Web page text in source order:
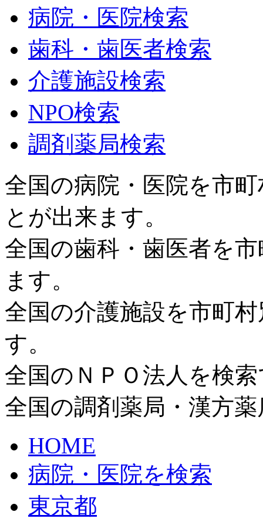
病院・医院検索
歯科・歯医者検索
介護施設検索
NPO検索
調剤薬局検索
全国の病院・医院を市
とが出来ます。
全国の歯科・歯医者を
ます。
全国の介護施設を市町
す。
全国のＮＰＯ法人を検
全国の調剤薬局・漢方
HOME
病院・医院を検索
東京都